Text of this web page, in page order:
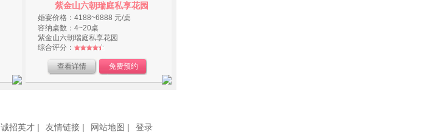
紫金山六朝瑞庭私享花园
婚宴价格：4188~6888 元/桌
容纳桌数：4~20桌
紫金山六朝瑞庭私享花园
综合评分：
查看详情 免费预约
诚招英才 | 友情链接 | 网站地图 | 登录